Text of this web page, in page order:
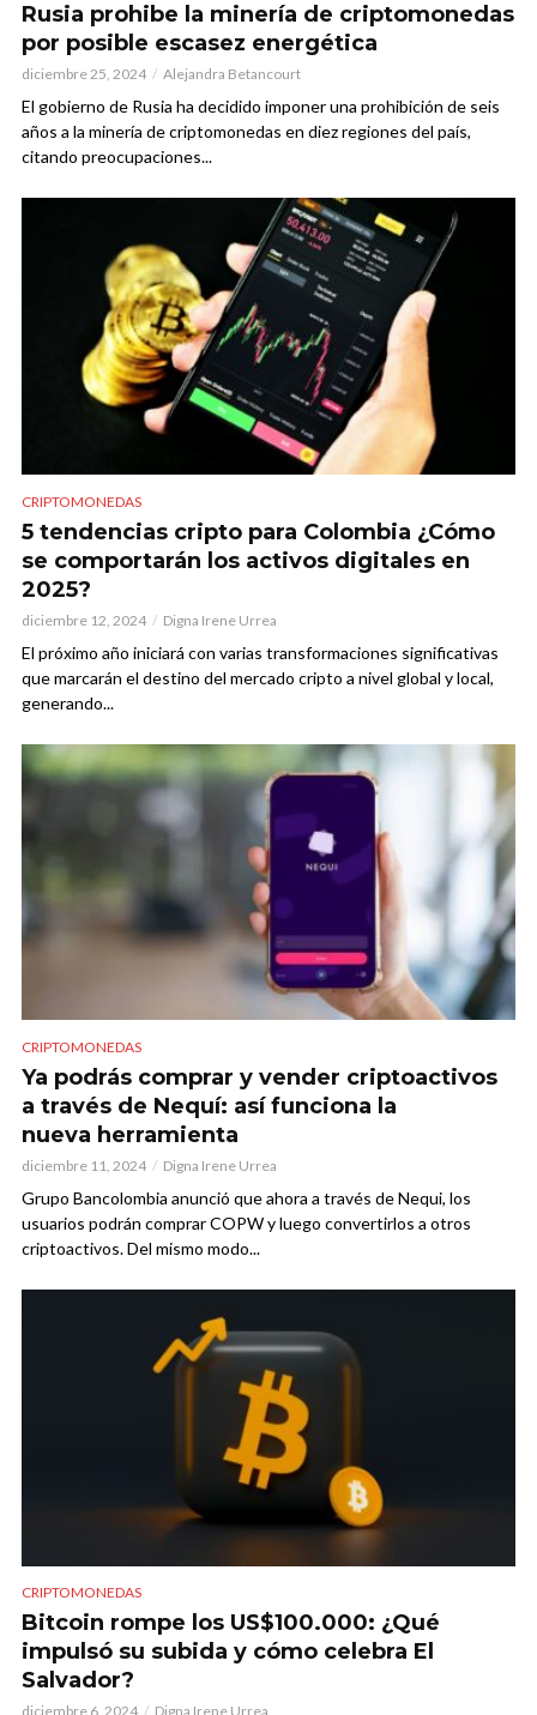
Rusia prohibe la minería de criptomonedas
por posible escasez energética
diciembre 25, 2024 Alejandra Betancourt
El gobierno de Rusia ha decidido imponer una prohibición de seis
años a la minería de criptomonedas en diez regiones del país,
citando preocupaciones...
CRIPTOMONEDAS
5 tendencias cripto para Colombia ¿Cómo
se comportarán los activos digitales en
2025?
diciembre 12, 2024 Digna Irene Urrea
El próximo año iniciará con varias transformaciones significativas
que marcarán el destino del mercado cripto a nivel global y local,
generando...
CRIPTOMONEDAS
Ya podrás comprar y vender criptoactivos
a través de Nequí: así funciona la
nueva herramienta
diciembre 11, 2024 Digna Irene Urrea
Grupo Bancolombia anunció que ahora a través de Nequi, los
usuarios podrán comprar COPW y luego convertirlos a otros
criptoactivos. Del mismo modo...
CRIPTOMONEDAS
Bitcoin rompe los US$100.000: ¿Qué
impulsó su subida y cómo celebra El
Salvador?
diciembre 6, 2024 Digna Irene Urrea